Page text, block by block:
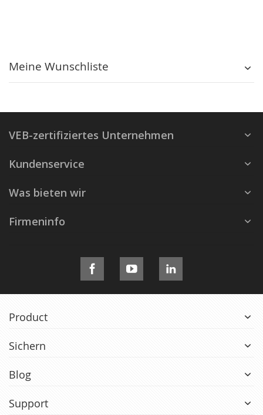
Meine Wunschliste
VEB-zertifiziertes Unternehmen
Kundenservice
Was bieten wir
Firmeninfo
Product
Sichern
Blog
Support